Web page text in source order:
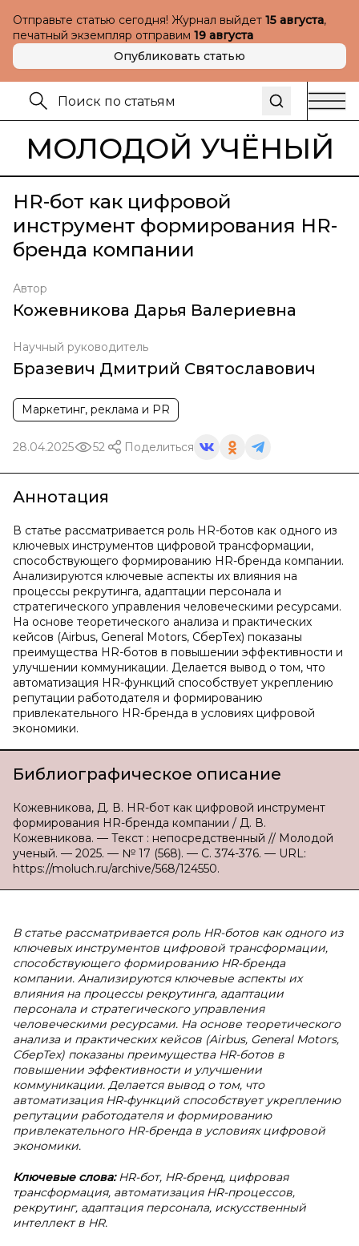
Отправьте статью сегодня! Журнал выйдет 15 августа,
печатный экземпляр отправим 19 августа
Опубликовать статью
МОЛОДОЙ УЧЁНЫЙ
HR-бот как цифровой
инструмент формирования HR-
бренда компании
Автор
Кожевникова Дарья Валериевна
Научный руководитель
Бразевич Дмитрий Святославович
Маркетинг, реклама и PR
28.04.2025 52 Поделиться
Аннотация
В статье рассматривается роль HR-ботов как одного из
ключевых инструментов цифровой трансформации,
способствующего формированию HR-бренда компании.
Анализируются ключевые аспекты их влияния на
процессы рекрутинга, адаптации персонала и
стратегического управления человеческими ресурсами.
На основе теоретического анализа и практических
кейсов (Airbus, General Motors, СберТех) показаны
преимущества HR-ботов в повышении эффективности и
улучшении коммуникации. Делается вывод о том, что
автоматизация HR-функций способствует укреплению
репутации работодателя и формированию
привлекательного HR-бренда в условиях цифровой
экономики.
Библиографическое описание
Кожевникова, Д. В. HR-бот как цифровой инструмент
формирования HR-бренда компании / Д. В.
Кожевникова. — Текст : непосредственный // Молодой
ученый. — 2025. — № 17 (568). — С. 374-376. — URL:
https://moluch.ru/archive/568/124550.
В статье рассматривается роль HR-ботов как одного из
ключевых инструментов цифровой трансформации,
способствующего формированию HR-бренда
компании. Анализируются ключевые аспекты их
влияния на процессы рекрутинга, адаптации
персонала и стратегического управления
человеческими ресурсами. На основе теоретического
анализа и практических кейсов (Airbus, General Motors,
СберТех) показаны преимущества HR-ботов в
повышении эффективности и улучшении
коммуникации. Делается вывод о том, что
автоматизация HR-функций способствует укреплению
репутации работодателя и формированию
привлекательного HR-бренда в условиях цифровой
экономики.
Ключевые слова:HR-бот, HR-бренд, цифровая
трансформация, автоматизация HR-процессов,
рекрутинг, адаптация персонала, искусственный
интеллект в HR.